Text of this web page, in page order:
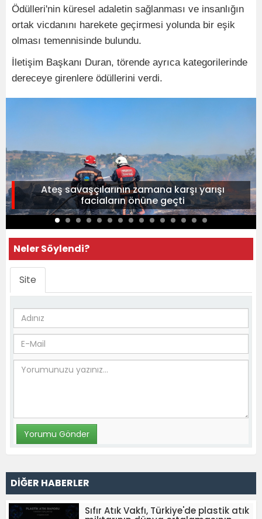
Ödülleri'nin küresel adaletin sağlanması ve insanlığın
ortak vicdanını harekete geçirmesi yolunda bir eşik
olması temennisinde bulundu.
İletişim Başkanı Duran, törende ayrıca kategorilerinde
dereceye girenlere ödüllerini verdi.
Ateş savaşçılarının zamana karşı yarışı
faciaların önüne geçti
Neler Söylendi?
Site
DİĞER HABERLER
Sıfır Atık Vakfı, Türkiye'de plastik atık